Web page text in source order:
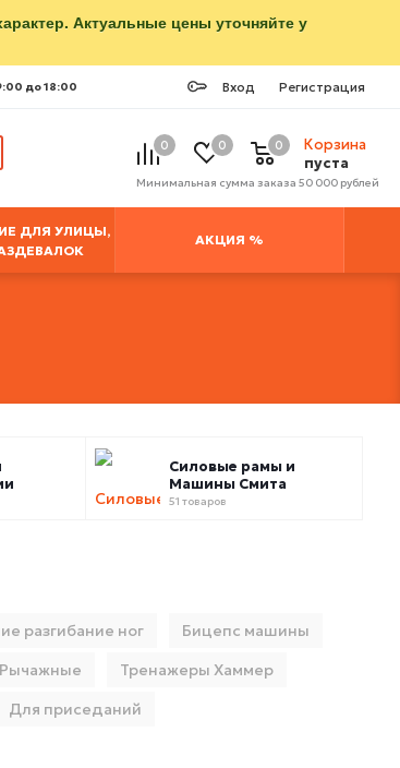
Актуальные цены уточняйте у
Вход Регистрация
до 18:00
0 0
Корзина
пуста
0
Минимальная сумма заказа 50 000 рублей
ДЛЯ УЛИЦЫ,
АКЦИЯ %
Силовые рамы и
Машины Смита
51 товаров
разгибание ног
Бицепс машины
Рычажные
Тренажеры Хаммер
Для приседаний